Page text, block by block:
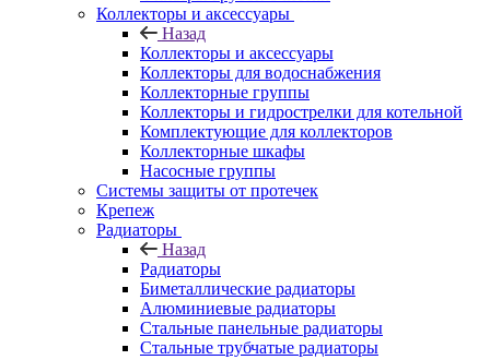
Коллекторы и аксессуары
Назад
Коллекторы и аксессуары
Коллекторы для водоснабжения
Коллекторные группы
Коллекторы и гидрострелки для котельной
Комплектующие для коллекторов
Коллекторные шкафы
Насосные группы
Системы защиты от протечек
Крепеж
Радиаторы
Назад
Радиаторы
Биметаллические радиаторы
Алюминиевые радиаторы
Стальные панельные радиаторы
Стальные трубчатые радиаторы